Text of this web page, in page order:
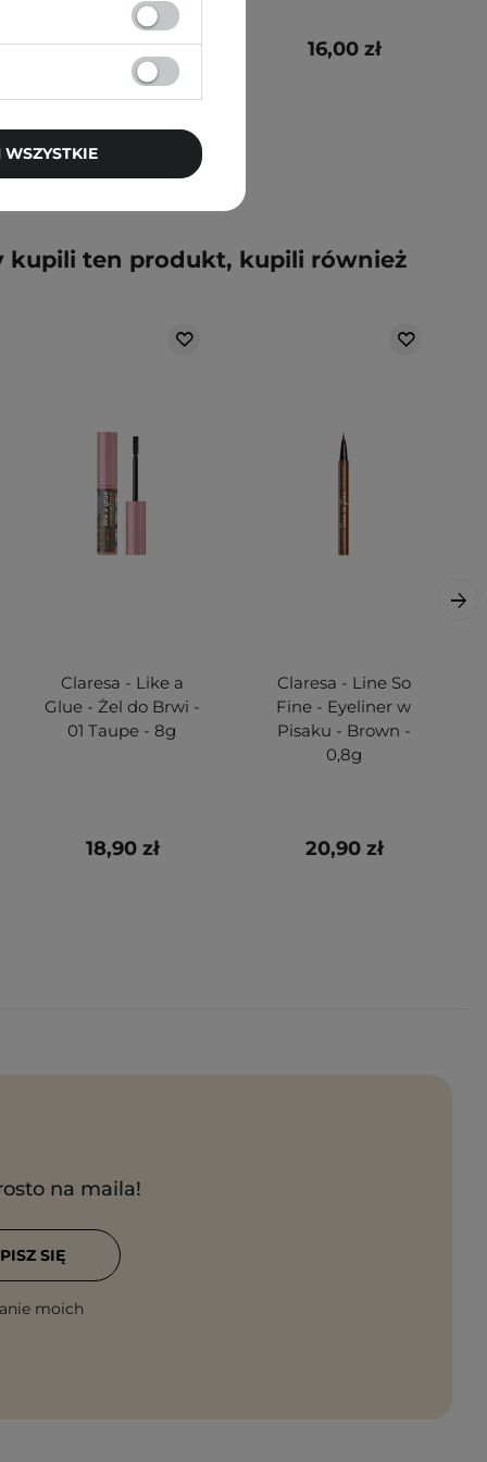
42,00 zł
31,50 zł 16,00 zł
kupili ten produkt, kupili również
Claresa - Like a
Glue - Żel do Brwi -
01 Taupe - 8g
18,90 zł
Claresa - Line So
Fine - Eyeliner w
Pisaku - Brown -
0,8g
20,90 zł
na maila!
moich
SIĘ